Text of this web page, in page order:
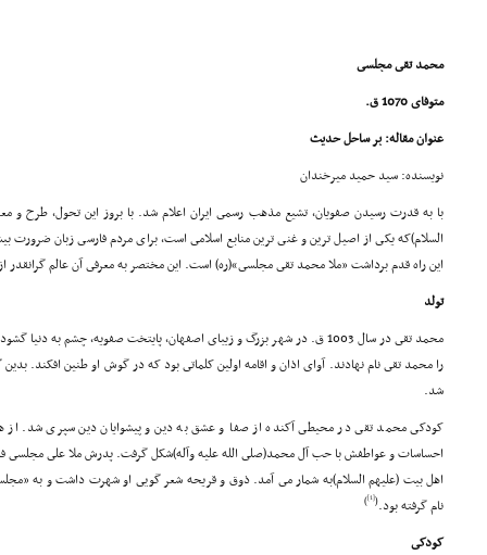
محمد تقى مجلسى
متوفاى 1070 ق.
عنوان مقاله: بر ساحل حدیث
نویسنده: سید حمید میرخندان
با به قدرت رسیدن صفویان، تشیع مذهب رسمى ایران اعلام شد. با بروز این تحول، طرح و
السلام)که یکى از اصیل ترین و غنى ترین منابع اسلامى است، براى مردم فارسى زبان
این راه قدم برداشت «ملا محمد تقى مجلسى»(ره) است. این مختصر به معرفى آن عالم گرانقدر
تولد
محمد تقى در سال 1003 ق. در شهر بزرگ و زیباى اصفهان، پایتخت صفویه، چشم به
را محمد تقى نام نهادند. آواى اذان و اقامه اولین کلماتى بود که در گوش او طنین افکند.
شد.
کودکى محمد تقى در محیطى آکنده از صفا و عشق به دین و پیشوایان دین سپرى شد.
احساسات و عواطفش با حب آل محمد(صلى الله علیه وآله)شکل گرفت. پدرش ملا على مجلسى
اهل بیت (علیهم السلام)به شمار مى آمد. ذوق و قریحه شعر گویى او شهرت داشت و به
نام گرفته بود.(
[1]
)
کودکى